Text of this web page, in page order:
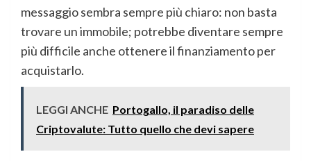
messaggio sembra sempre più chiaro: non basta
trovare un immobile; potrebbe diventare sempre
più difficile anche ottenere il finanziamento per
acquistarlo.
LEGGI ANCHE Portogallo, il paradiso delle
Criptovalute: Tutto quello che devi sapere